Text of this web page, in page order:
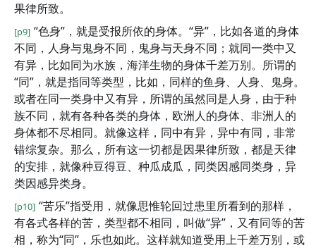
果律所致。
[p9] “色身”，就是受报所依的身体。“异”，比如各道的身体
不同，人身与鬼身不同，鬼身与天身不同；就同一类中又
有异，比如同为水族，海洋生物的身体千差万别。所谓的
“同”，就是指同等类型，比如，同样的鱼身、人身、鬼身。
或者在同一类身中又有异，所谓的虽然同是人身，由于种
族不同，就有各种各类的身体，欧洲人的身体、非洲人的
身体都不尽相同。就像这样，同中有异，异中有同，非常
错综复杂。那么，所有这一切都是因果律所致，都是天律
的安排，就像种豆得豆、种瓜成瓜，同类因感同类身，异
类因感异类身。
[p10] “苦乐”指受用，就像思惟轮回过患里所看到的那样，
有各式各样的苦，类型都不相同，叫做“异”，又有同等的苦
相，称为“同”，乐也如此。这样就知道受用上千差万别，或